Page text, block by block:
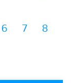
6 7
8